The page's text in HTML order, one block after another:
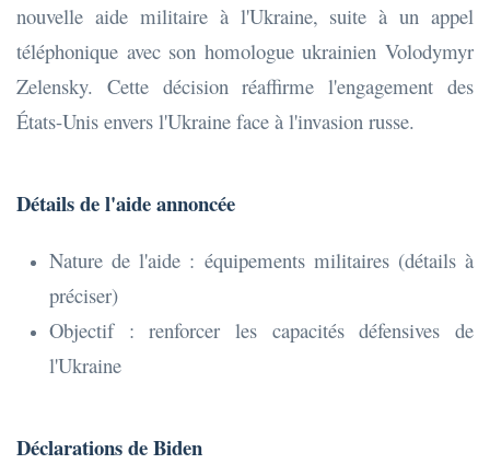
nouvelle aide militaire à l'Ukraine, suite à un appel
téléphonique avec son homologue ukrainien Volodymyr
Zelensky. Cette décision réaffirme l'engagement des
États-Unis envers l'Ukraine face à l'invasion russe.
Détails de l'aide annoncée
Nature de l'aide : équipements militaires (détails à
préciser)
Objectif : renforcer les capacités défensives de
l'Ukraine
Déclarations de Biden